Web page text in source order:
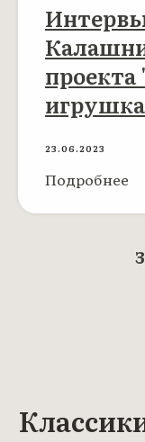
игрушка
23.06.2023
Подробнее